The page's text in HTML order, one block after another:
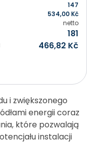
181
466,82 Kč
147
534,00 Kč
netto
i zwiększonego
energii coraz
które pozwalają
instalacji